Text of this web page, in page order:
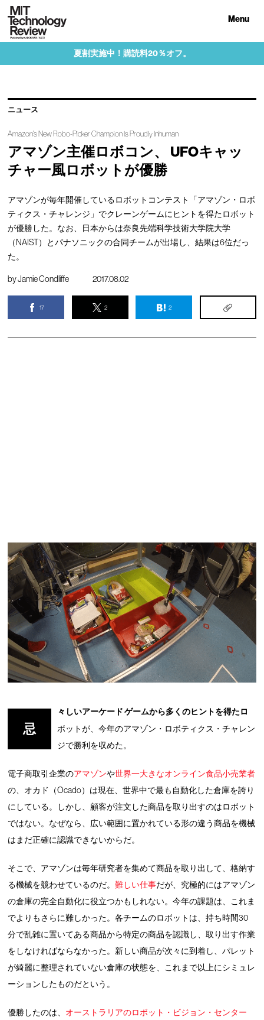
Menu
夏割実施中！購読料20％オフ。
ニュース
Amazon’s New Robo-Picker Champion Is Proudly Inhuman
アマゾン主催ロボコン、 UFOキャッ
チャー風ロボットが優勝
アマゾンが毎年開催しているロボットコンテスト「アマゾン・ロボ
ティクス・チャレンジ」でクレーンゲームにヒントを得たロボット
が優勝した。なお、日本からは奈良先端科学技術大学院大学
（NAIST）とパナソニックの合同チームが出場し、結果は6位だっ
た。
byJamie Condliffe 2017.08.02
17 2 2
忌
々しいアーケード ゲームから多くのヒントを得たロ
ボットが、今年のアマゾン・ロボティクス・チャレン
ジで勝利を収めた。
電子商取引企業のアマゾンや世界一大きなオンライン食品小売業者
の、オカド（Ocado）は現在、世界中で最も自動化した倉庫を誇り
にしている。しかし、顧客が注文した商品を取り出すのはロボット
ではない。なぜなら、広い範囲に置かれている形の違う商品を機械
はまだ正確に認識できないからだ。
そこで、アマゾンは毎年研究者を集めて商品を取り出して、格納す
る機械を競わせているのだ。難しい仕事だが、究極的にはアマゾン
の倉庫の完全自動化に役立つかもしれない。今年の課題は、これま
でよりもさらに難しかった。各チームのロボットは、持ち時間30
分で乱雑に置いてある商品から特定の商品を認識し、取り出す作業
をしなければならなかった。新しい商品が次々に到着し、パレット
が綺麗に整理されていない倉庫の状態を、これまで以上にシミュレ
ーションしたものだという。
優勝したのは、 オーストラリアのロボット・ビジョン・センター